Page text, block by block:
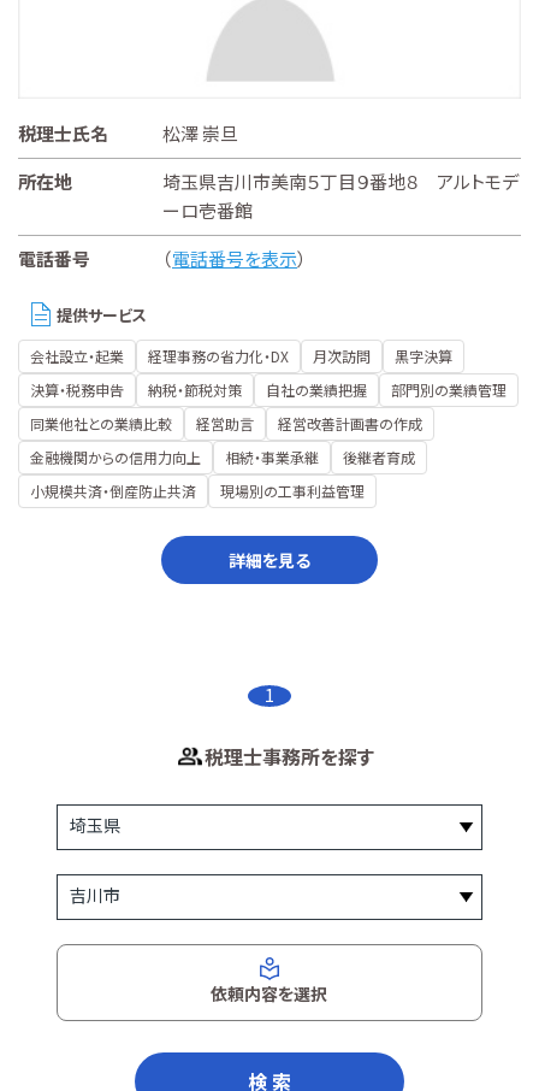
税理士氏名
松澤 崇旦
所在地
埼玉県吉川市美南５丁目９番地８ アルトモデ
ーロ壱番館
電話番号
（電話番号を表示）
提供サービス
会社設立・起業 経理事務の省力化・DX 月次訪問
黒字決算
決算・税務申告
納税・節税対策 自社の業績把握
部門別の業績管理
同業他社との業績比較
経営助言
経営改善計画書の作成
金融機関からの信用力向上
相続・事業承継
後継者育成
小規模共済・倒産防止共済
現場別の工事利益管理
詳細を見る
1
税理士事務所を探す
依頼内容を選択
検 索